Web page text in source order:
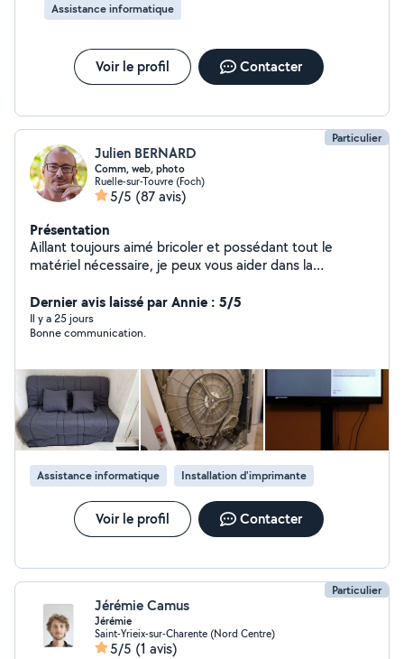
Assistance informatique
Voir le profil Contacter
Particulier
Julien BERNARD
Comm, web, photo
Ruelle-sur-Touvre (Foch)
5/5 (87 avis)
Présentation
Aillant toujours aimé bricoler et possédant tout le
matériel nécessaire, je peux vous aider dans la
informatique, web ou tout autre selon vos besoins ...
attentif et rigoureux, je prendrais à coeur les tâches que
vous me confierez.
Dernier avis laissé par Annie : 5/5
Il y a 25 jours
Bonne communication.
Assistance informatique Installation d'imprimante
Voir le profil Contacter
Particulier
Jérémie Camus
Jérémie
Saint-Yrieix-sur-Charente (Nord Centre)
5/5 (1 avis)